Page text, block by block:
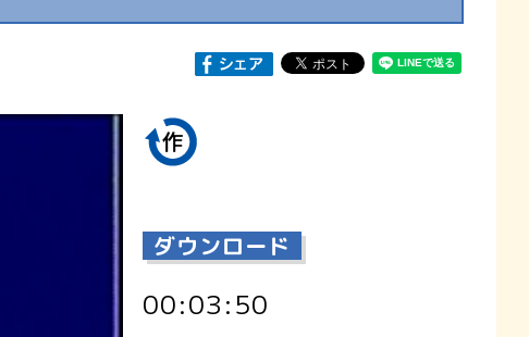
ダウンロード
00:03:50